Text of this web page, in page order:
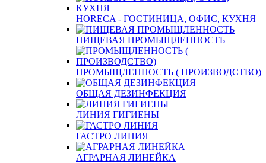
HORECA - ГОСТИНИЦА, ОФИС, КУХНЯ
ПИЩЕВАЯ ПРОМЫЩЛЕННОСТЬ
ПРОМЫЩЛЕННОСТЬ ( ПРОИЗВОДСТВО)
ОБЩАЯ ДЕЗИНФЕКЦИЯ
ЛИНИЯ ГИГИЕНЫ
ГАСТРО ЛИНИЯ
АГРАРНАЯ ЛИНЕЙКА